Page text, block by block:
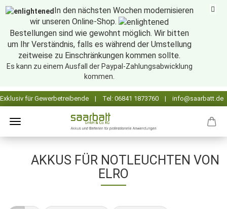
In den nächsten Wochen modernisieren
wir unseren Online-Shop.
Bestellungen sind wie gewohnt möglich. Wir bitten
um Ihr Verständnis, falls es während der Umstellung
zeitweise zu Einschränkungen kommen sollte.
Es kann zu einem Ausfall der Paypal-Zahlungsabwicklung
kommen.
AKKUS FÜR NOTLEUCHTEN VON
ELRO